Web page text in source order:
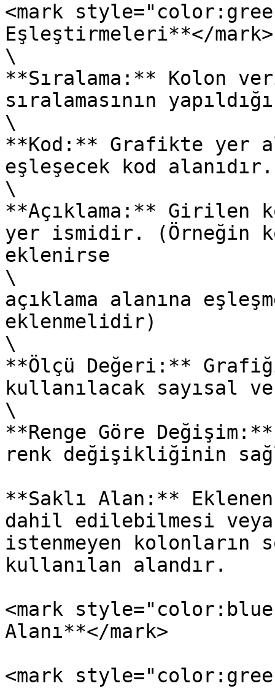
<mark
Eşleştirmeleri**</mark>
\
**Sıralama:** Kolon
sıralamasının
\
**Kod:** Grafikte yer
eşleşecek kod
\
**Açıklama:** Girilen
yer ismidir. (Örneğin
eklenirse
\
açıklama alanına
eklenmelidir)
\
**Ölçü Değeri:**
kullanılacak sayısal
\
**Renge Göre
renk değişikliğinin
**Saklı Alan:**
dahil edilebilmesi
istenmeyen
kullanılan alandır.
<mark
Alanı**</mark>
<mark